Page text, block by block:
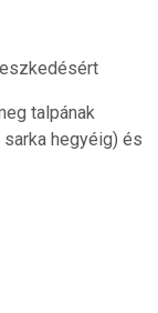
talpának
hegyéig) és